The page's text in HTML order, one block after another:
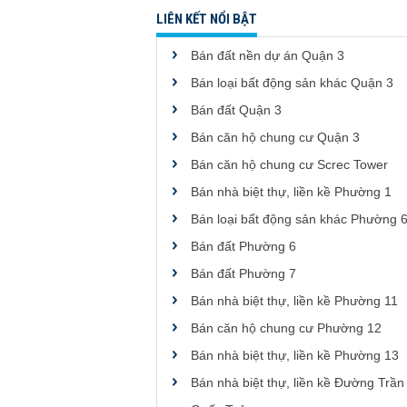
LIÊN KẾT NỔI BẬT
Bán đất nền dự án Quận 3
Bán loại bất động sản khác Quận 3
Bán đất Quận 3
Bán căn hộ chung cư Quận 3
Bán căn hộ chung cư Screc Tower
Bán nhà biệt thự, liền kề Phường 1
Bán loại bất động sản khác Phường 6
Bán đất Phường 6
Bán đất Phường 7
Bán nhà biệt thự, liền kề Phường 11
Bán căn hộ chung cư Phường 12
Bán nhà biệt thự, liền kề Phường 13
Bán nhà biệt thự, liền kề Đường Trần